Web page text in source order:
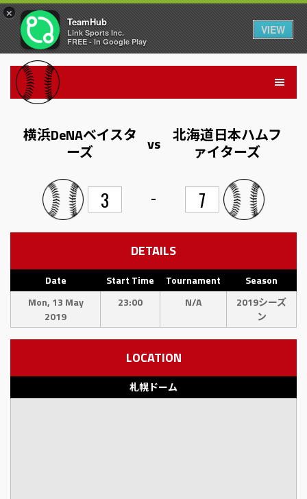
横浜DeNAベイスタ
ーズ
vs 北海道日本ハムフ
ァイターズ
3 - 7
DETAILS
Date Start Time Tournament
Season
Mon, 13 May
2019
23:00 N/A
2019シーズ
ン
LOCATION
札幌ドーム
×
TeamHub
Link Sports Inc.
FREE - In Google Play
VIEW